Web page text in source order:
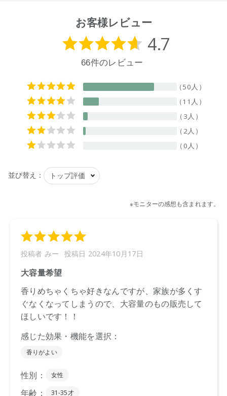
界面活性剤（12％、アルキルグリコシド、アルキル硫酸エス
テルナトリウム）、金属封鎖剤、アルカリ剤、水軟化剤、pH
調整剤、泡調整剤、香料
【メーカー品番】
店舗でお問い合わせの際には、下記品番をお伝え下さい。
9420015010237
【店舗発売日】
ecostore 2020/11/2
CosmeKitchen 2020/11/2
※店舗での取り扱いや詳しい在庫状況につきましては、各店舗
※発売日は予告なく変更する可能性がございます。予めご了承
※通常はご注文より１～３営業日での発送となります。
商品によっては、お届けまで１～２週間かかる場合がござい
ますので予めご了承ください。
●パッケージはリニューアル等の理由により、写真と異なる場
合がございます。
●パッケージのリニューアル等の理由により、成分・処方が記
載と異なる場合がございます。
●予告なくパッケージ仕様が変更になる場合がございます。
お客様レビュー